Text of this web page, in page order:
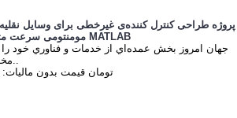
پروژه طراحی کنترل کننده‌ی غیرخطی برای وسايل
مومنتومی سرعت متغیر با استفاده از نرم افزار MATLAB
جهان امروز بخش عمده‌اي از خدمات و فناوري خود را
1,790,870تومان قیمت بدون مالیات: 1,643,000تومان